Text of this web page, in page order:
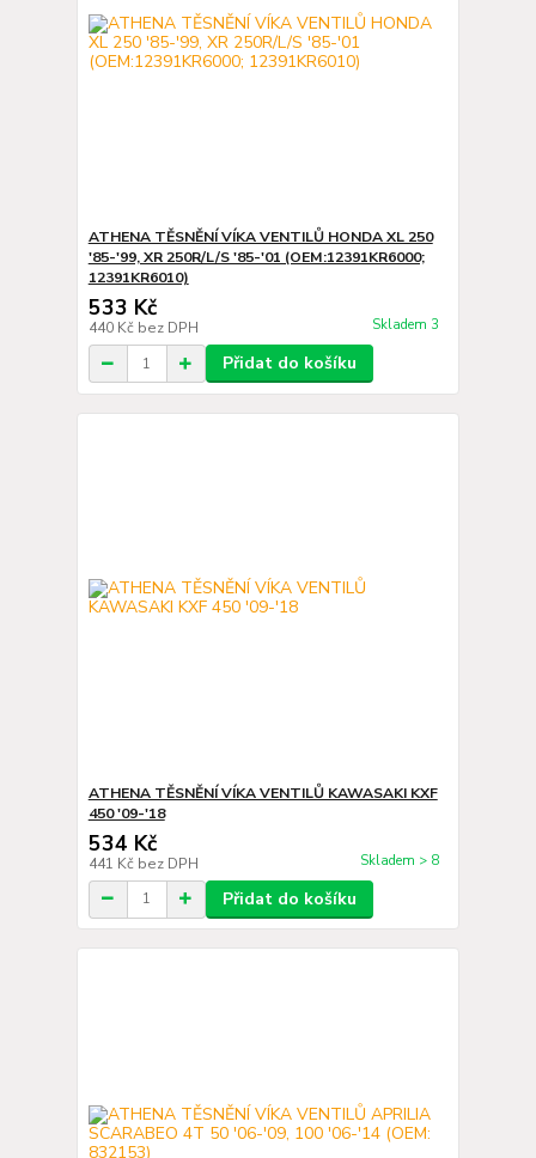
ATHENA TĚSNĚNÍ VÍKA VENTILŮ HONDA XL 250
'85-'99, XR 250R/L/S '85-'01 (OEM:12391KR6000;
12391KR6010)
533 Kč
440 Kč bez DPH Skladem 3
Přidat do košíku
ATHENA TĚSNĚNÍ VÍKA VENTILŮ KAWASAKI KXF
450 '09-'18
534 Kč
441 Kč bez DPH Skladem > 8
Přidat do košíku